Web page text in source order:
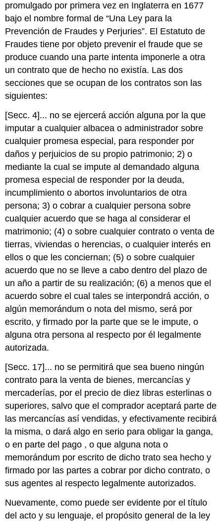
promulgado por primera vez en Inglaterra en 1677
bajo el nombre formal de “Una Ley para la
Prevención de Fraudes y Perjuries”. El Estatuto de
Fraudes tiene por objeto prevenir el fraude que se
produce cuando una parte intenta imponerle a otra
un contrato que de hecho no existía. Las dos
secciones que se ocupan de los contratos son las
siguientes:
[Secc. 4]... no se ejercerá acción alguna por la que
imputar a cualquier albacea o administrador sobre
cualquier promesa especial, para responder por
daños y perjuicios de su propio patrimonio; 2) o
mediante la cual se impute al demandado alguna
promesa especial de responder por la deuda,
incumplimiento o abortos involuntarios de otra
persona; 3) o cobrar a cualquier persona sobre
cualquier acuerdo que se haga al considerar el
matrimonio; (4) o sobre cualquier contrato o venta de
tierras, viviendas o herencias, o cualquier interés en
ellos o que les conciernan; (5) o sobre cualquier
acuerdo que no se lleve a cabo dentro del plazo de
un año a partir de su realización; (6) a menos que el
acuerdo sobre el cual tales se interpondrá acción, o
algún memorándum o nota del mismo, será por
escrito, y firmado por la parte que se le impute, o
alguna otra persona al respecto por él legalmente
autorizada.
[Secc. 17]... no se permitirá que sea bueno ningún
contrato para la venta de bienes, mercancías y
mercaderías, por el precio de diez libras esterlinas o
superiores, salvo que el comprador aceptará parte de
las mercancías así vendidas, y efectivamente recibirá
la misma, o dará algo en serio para obligar la ganga,
o en parte del pago , o que alguna nota o
memorándum por escrito de dicho trato sea hecho y
firmado por las partes a cobrar por dicho contrato, o
sus agentes al respecto legalmente autorizados.
Nuevamente, como puede ser evidente por el título
del acto y su lenguaje, el propósito general de la ley